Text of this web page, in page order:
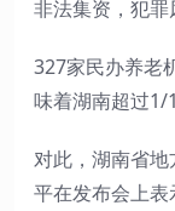
非法集资，犯罪
327家民办养老
味着湖南超过1/
对此，湖南省
平在发布会上